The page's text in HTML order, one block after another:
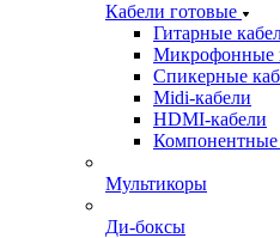
Кабели готовые
Гитарные
Микрофонные
Спикерные
Midi-кабели
HDMI-кабели
Компонентные
Мультикоры
Ди-боксы